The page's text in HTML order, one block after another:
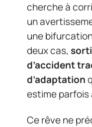
cherche à
un
une
deux cas,
d’accident
d’adaptation
estime parfois
Ce rêve ne